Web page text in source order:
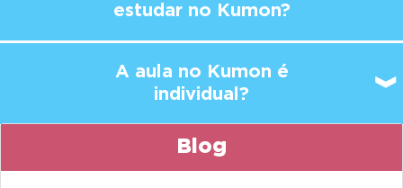
estudar no Kumon?
A aula no Kumon é
individual?
Blog